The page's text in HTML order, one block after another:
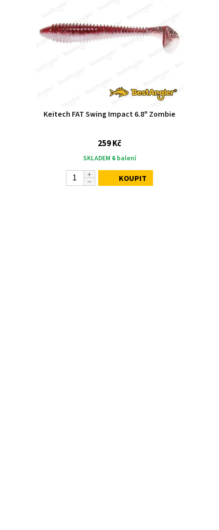
Keitech FAT Swing Impact 6.8" Zombie
259 Kč
SKLADEM 6balení
KOUPIT